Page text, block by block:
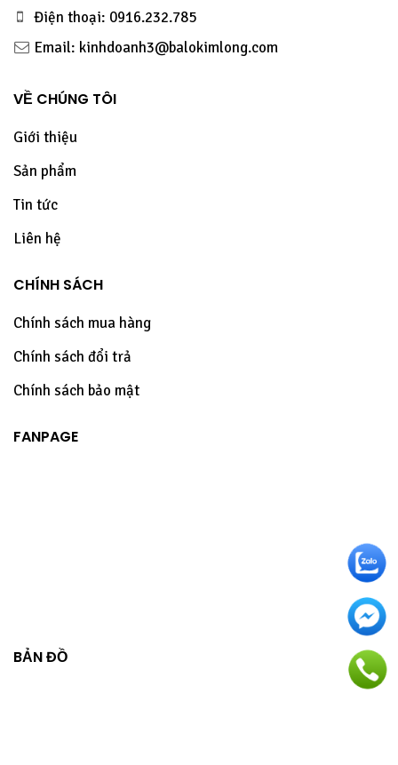
Điện thoại: 0916.232.785
Email: kinhdoanh3@balokimlong.com
VỀ CHÚNG TÔI
Giới thiệu
Sản phẩm
Tin tức
Liên hệ
CHÍNH SÁCH
Chính sách mua hàng
Chính sách đổi trả
Chính sách bảo mật
FANPAGE
BẢN ĐỒ